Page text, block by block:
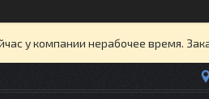
у компании нерабочее время.